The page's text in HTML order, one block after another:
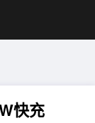
快充